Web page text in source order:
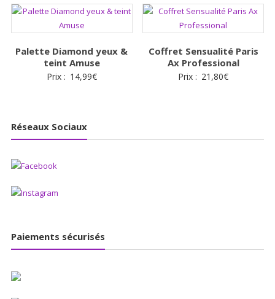
Palette Diamond yeux &
teint Amuse
Prix : 14,99€
Coffret Sensualité Paris
Ax Professional
Prix : 21,80€
Réseaux Sociaux
Paiements sécurisés